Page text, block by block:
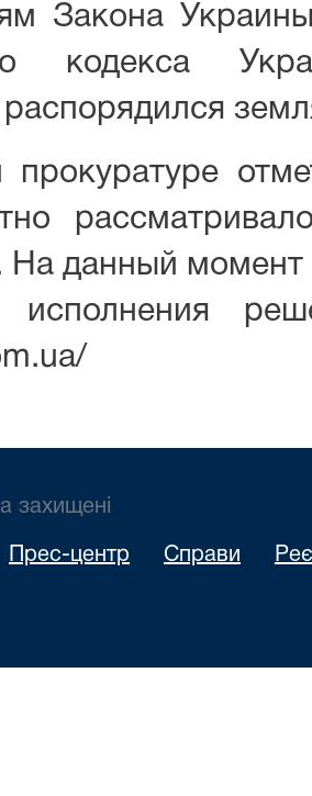
Закона
кодекса
распорядился
прокуратуре
На данный
исполнения
захищені
Прес-центр Справи